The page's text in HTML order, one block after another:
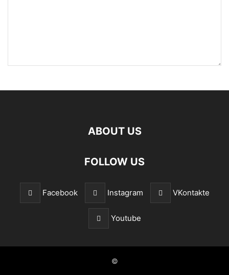
ABOUT US
FOLLOW US
Facebook Instagram VKontakte
Youtube
©